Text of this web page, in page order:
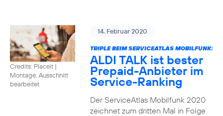
Credits: Placeit |
Montage, Ausschnitt
bearbeitet
14. Februar 2020
TRIPLE BEIM SERVICEATLAS MOBILFUNK:
ALDI TALK ist bester
Prepaid-Anbieter im
Service-Ranking
Der ServiceAtlas Mobilfunk 2020
zeichnet zum dritten Mal in Folge